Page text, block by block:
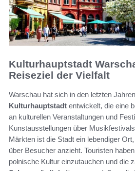
Kulturhauptstadt
Reiseziel der Vielfalt
Warschau hat sich in den letzten
Kulturhauptstadt entwickelt, die eine
an kulturellen Veranstaltungen und
Kunstausstellungen über
Märkten ist die Stadt ein lebendiger
über Besucher anzieht. Touristen
polnische Kultur einzutauchen und die